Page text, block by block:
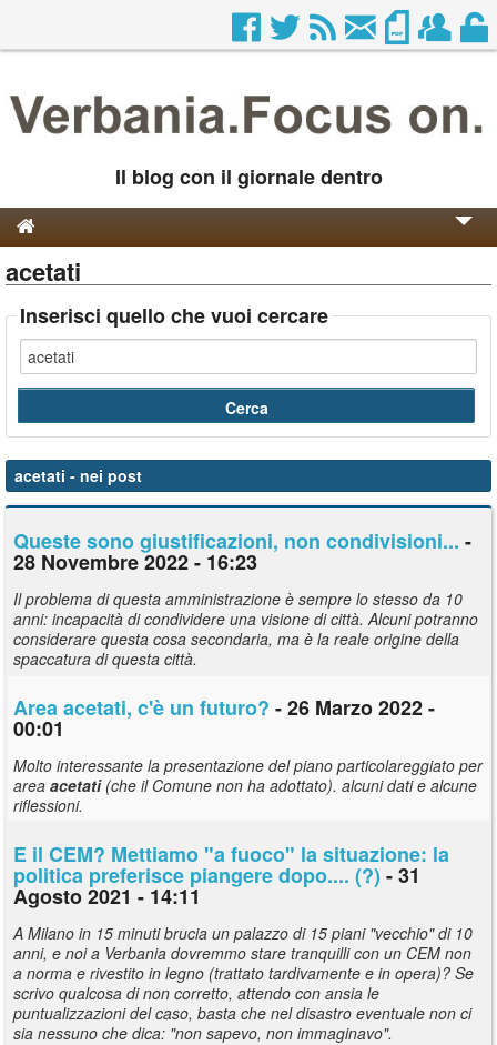
Il blog con il giornale dentro
Genesi e Storia
Contatti
acetati
Inserisci quello che vuoi cercare
acetati - nei post
Queste sono giustificazioni, non condivisioni... -
28 Novembre 2022 - 16:23
Il problema di questa amministrazione è sempre lo stesso da 10
anni: incapacità di condividere una visione di città. Alcuni potranno
considerare questa cosa secondaria, ma è la reale origine della
spaccatura di questa città.
Areaacetati, c'è un futuro? - 26 Marzo 2022 -
00:01
Molto interessante la presentazione del piano particolareggiato per
area acetati(che il Comune non ha adottato). alcuni dati e alcune
riflessioni.
E il CEM? Mettiamo "a fuoco" la situazione: la
politica preferisce piangere dopo.... (?) - 31
Agosto 2021 - 14:11
A Milano in 15 minuti brucia un palazzo di 15 piani "vecchio" di 10
anni, e noi a Verbania dovremmo stare tranquilli con un CEM non
a norma e rivestito in legno (trattato tardivamente e in opera)? Se
scrivo qualcosa di non corretto, attendo con ansia le
puntualizzazioni del caso, basta che nel disastro eventuale non ci
sia nessuno che dica: "non sapevo, non immaginavo".